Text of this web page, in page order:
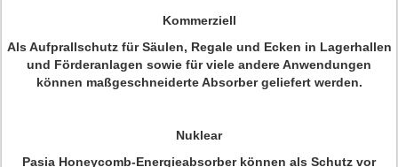
Kommerziell
Als Aufprallschutz für Säulen, Regale und Ecken in Lagerhallen
und Förderanlagen sowie für viele andere Anwendungen
können maßgeschneiderte Absorber geliefert werden.
Nuklear
Pasia Honeycomb-Energieabsorber können als Schutz vor